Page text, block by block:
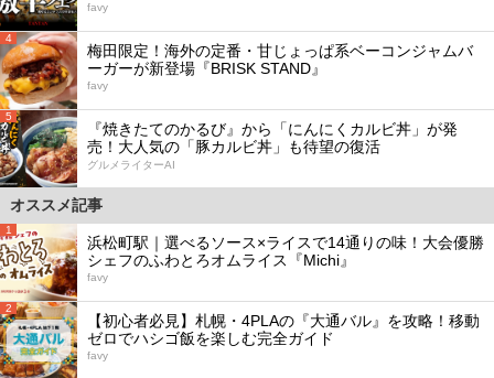
favy
4
梅田限定！海外の定番・甘じょっぱ系ベーコンジャムバ
ーガーが新登場『BRISK STAND』
favy
5
『焼きたてのかるび』から「にんにくカルビ丼」が発
売！大人気の「豚カルビ丼」も待望の復活
グルメライターAI
オススメ記事
1
浜松町駅｜選べるソース×ライスで14通りの味！大会優勝
シェフのふわとろオムライス『Michi』
favy
2
【初心者必見】札幌・4PLAの『大通バル』を攻略！移動
ゼロでハシゴ飯を楽しむ完全ガイド
favy